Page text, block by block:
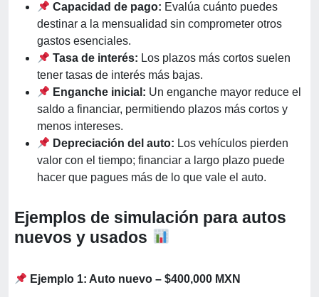
Capacidad de pago: Evalúa cuánto puedes
destinar a la mensualidad sin comprometer otros
gastos esenciales.
Tasa de interés: Los plazos más cortos suelen
tener tasas de interés más bajas.
Enganche inicial: Un enganche mayor reduce el
saldo a financiar, permitiendo plazos más cortos y
menos intereses.
Depreciación del auto: Los vehículos pierden
valor con el tiempo; financiar a largo plazo puede
hacer que pagues más de lo que vale el auto.
Ejemplos de simulación para autos
nuevos y usados
Ejemplo 1: Auto nuevo – $400,000 MXN